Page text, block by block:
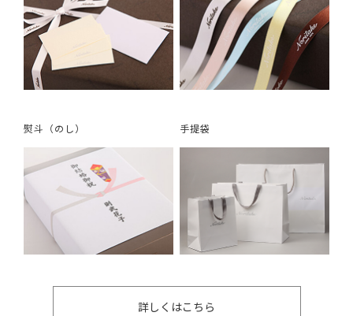
熨斗（のし） 手提袋
詳しくはこちら